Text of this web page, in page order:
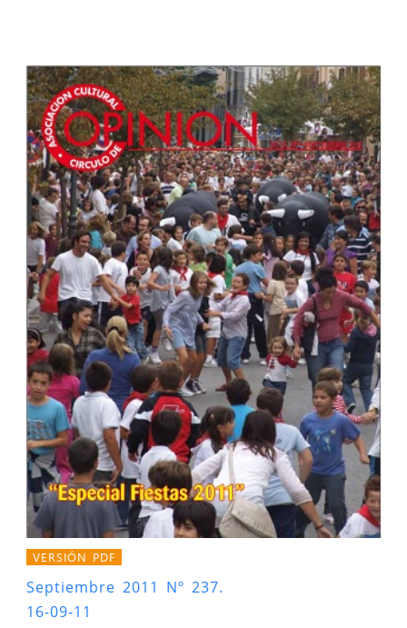
VERSIÓN PDF
Septiembre 2011 Nº 237.
16-09-11